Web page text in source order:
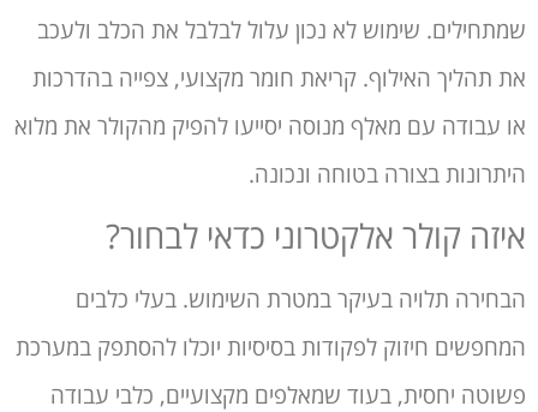
שמתחילים. שימוש לא נכון עלול לבלבל את הכלב ולעכב
את תהליך האילוף. קריאת חומר מקצועי, צפייה בהדרכות
או עבודה עם מאלף מנוסה יסייעו להפיק מהקולר את מלוא
היתרונות בצורה בטוחה ונכונה.
איזה קולר אלקטרוני כדאי לבחור?
הבחירה תלויה בעיקר במטרת השימוש. בעלי כלבים
המחפשים חיזוק לפקודות בסיסיות יוכלו להסתפק במערכת
פשוטה יחסית, בעוד שמאלפים מקצועיים, כלבי עבודה